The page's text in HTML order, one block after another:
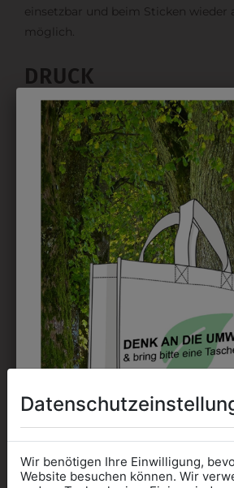
einsetzbar und beim Sticken wieder
möglich.
DRUCK
Perfekt für große Logos und für
kostet jede Farbe extra und ist erst
möglich. Waschbar bis zu 60°C.
DAS
AUCH
Wir benötigen Ihre Einwilligung,
Website besuchen können. Wir